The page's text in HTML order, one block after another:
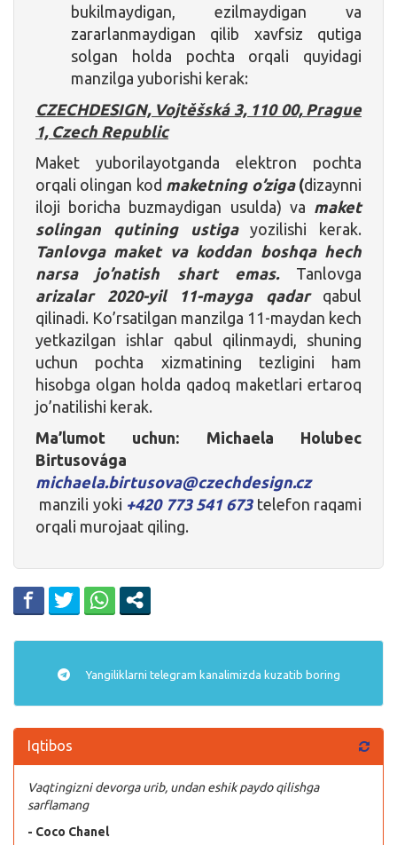
bukilmaydigan, ezilmaydigan va
zararlanmaydigan qilib xavfsiz qutiga
solgan holda pochta orqali quyidagi
manzilga yuborishi kerak:
CZECHDESIGN, Vojtěšská 3, 110 00, Prague
1, Czech Republic
Maket yuborilayotganda elektron pochta
orqali olingan kod maketning o’ziga(dizaynni
iloji boricha buzmaydigan usulda) va maket
solingan qutining ustigayozilishi kerak.
Tanlovga maket va koddan boshqa hech
narsa jo’natish shart emas.
Tanlovga
arizalar 2020-yil 11-mayga qadarqabul
qilinadi. Ko’rsatilgan manzilga 11-maydan kech
yetkazilgan ishlar qabul qilinmaydi, shuning
uchun pochta xizmatining tezligini ham
hisobga olgan holda qadoq maketlari ertaroq
jo’natilishi kerak.
Ma’lumot uchun: Michaela Holubec
Birtusovága
michaela.birtusova@czechdesign.cz
manzili yoki +420 773 541 673 telefon raqami
orqali murojaat qiling.
Yangiliklarni telegram kanalimizda kuzatib boring
Iqtibos
Vaqtingizni devorga urib, undan eshik paydo qilishga
sarflamang
- Coco Chanel